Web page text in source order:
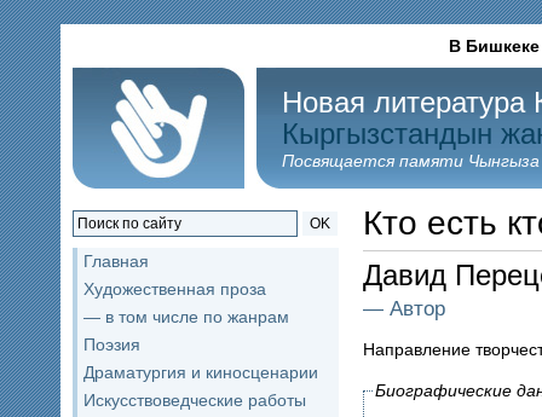
В Бишкеке
Новая литература
Кыргызстандын
Посвящается памяти
OK
Главная
Художественная проза
— в том числе по жанрам
Поэзия
Драматургия и киносценарии
Искусствоведческие работы
Кто есть
Давид
— Автор
Направление
Биографические